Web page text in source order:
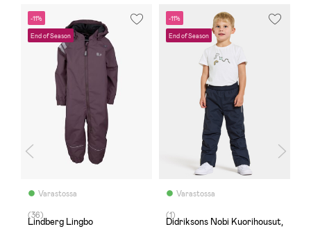
-11%
End of Season
Varastossa
(36)
Lindberg Lingbo
-11%
End of Season
Varastossa
(1)
Didriksons Nobi Kuorihousut,